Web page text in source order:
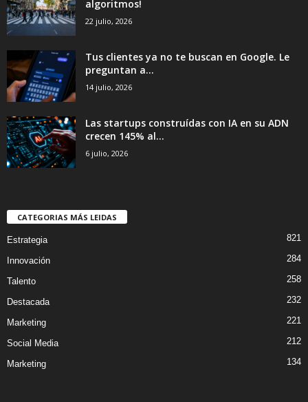
algoritmos!
22 julio, 2026
Tus clientes ya no te buscan en Google. Le
preguntan a...
14 julio, 2026
Las startups construídas con IA en su ADN
crecen 145% al...
6 julio, 2026
CATEGORIAS MÁS LEIDAS
Estrategia 821
Innovación 284
Talento 258
Destacada 232
Marketing 221
Social Media 212
Marketing 134